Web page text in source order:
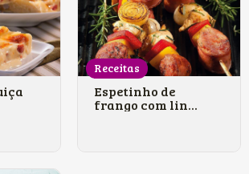
Receitas
Espetinho de
frango com lin...